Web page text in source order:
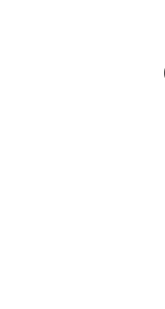
国家卫
2024
(信息公